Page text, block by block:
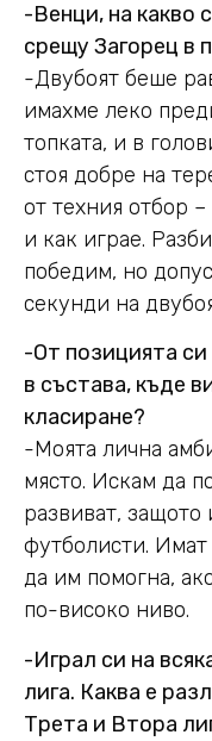
-Венци, на какво
срещу Загорец в
-Двубоят беше
имахме леко
топката, и в
стоя добре на
от техния отбор
и как играе.
победим, но
секунди на
-От позицията
в състава, къде
класиране?
-Моята лична
място. Искам да
развиват,
футболисти.
да им помогна,
по-високо ниво.
-Играл си на
лига. Каква е
Трета и Втора